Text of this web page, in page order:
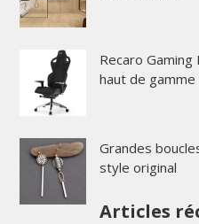
Recaro Gaming
haut de
Grandes
style original
Articles